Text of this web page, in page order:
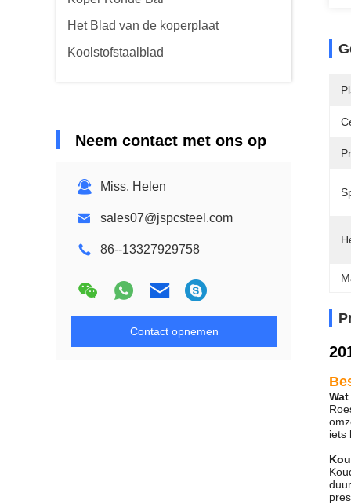
Het Blad van de koperplaat
Koolstofstaalblad
Neem contact met ons op
Miss. Helen
sales07@jspcsteel.com
86--13327929758
Contact opnemen
iets